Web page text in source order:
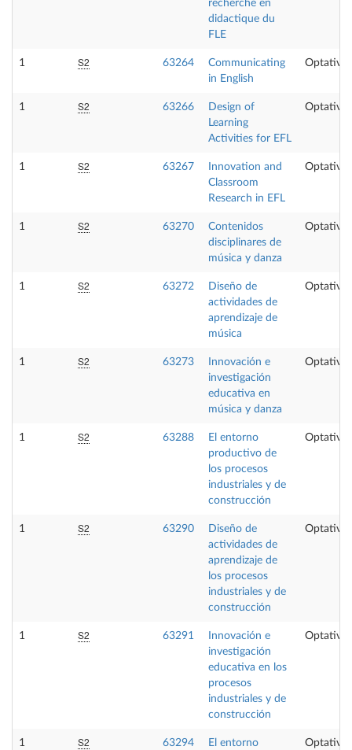
recherche en
didactique du
FLE
1 S2 63264
Communicating
in English
Optativa
1 S2 63266
Design of
Learning
Activities for EFL
Optativa
1 S2 63267
Innovation and
Classroom
Research in EFL
Optativa
1 S2 63270
Contenidos
disciplinares de
música y danza
Optativa
1 S2 63272
Diseño de
actividades de
aprendizaje de
música
Optativa
1 S2 63273
Innovación e
investigación
educativa en
música y danza
Optativa
1 S2 63288
El entorno
productivo de
los procesos
industriales y de
construcción
Optativa
1 S2 63290
Diseño de
actividades de
aprendizaje de
los procesos
industriales y de
construcción
Optativa
1 S2 63291
Innovación e
investigación
educativa en los
procesos
industriales y de
construcción
Optativa
1 S2 63294
El entorno
Optativa